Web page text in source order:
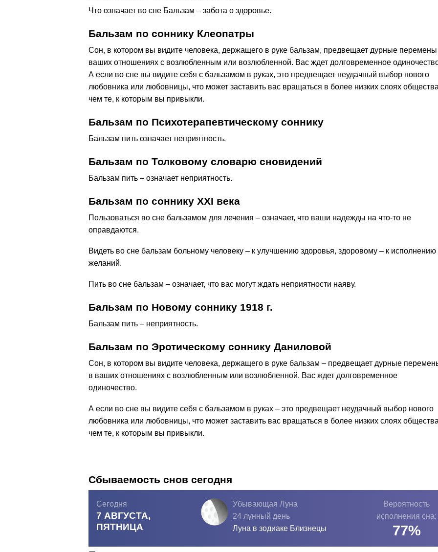
Что означает во сне Бальзам – забота о здоровье.
Бальзам по соннику Клеопатры
Сон, в котором вы видите человека, держащего в руке бальзам, предвещает дурные
ваших отношениях с возлюбленным или возлюбленной. Вас ждет долговременное
А если во сне вы видите себя с бальзамом в руках, это предвещает неудачный выбор нового
любовника или любовницы, что может заставить вас вращаться в более низких слоях
чем те, к которым вы привыкли.
Бальзам по Психотерапевтическому соннику
Бальзам пить означает неприятность.
Бальзам по Толковому словарю сновидений
Бальзам пить – означает неприятность.
Бальзам по соннику ХХІ века
Пользоваться во сне бальзамом для лечения – означает, что ваши надежды на что-то не
оправдаются.
Видеть во сне бальзам больному человеку – к улучшению здоровья, здоровому – к исполнению
желаний.
Пить во сне бальзам – означает, что вас могут ждать неприятности наяву.
Бальзам по Новому соннику 1918 г.
Бальзам пить – неприятность.
Бальзам по Эротическому соннику Даниловой
Сон, в котором вы видите человека, держащего в руке бальзам – предвещает дурные
в ваших отношениях с возлюбленным или возлюбленной. Вас ждет долговременное
одиночество.
А если во сне вы видите себя с бальзамом в руках – это предвещает неудачный выбор нового
любовника или любовницы, что может заставить вас вращаться в более низких слоях
чем те, к которым вы привыкли.
Сбываемость снов сегодня
Сегодня
7 АВГУСТА,
ПЯТНИЦА
Убывающая Луна
24 лунный день
Луна в зодиаке Близнецы
Вероятность
исполнения сна:
77%